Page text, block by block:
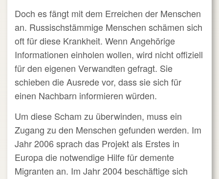
Doch es fängt mit dem Erreichen der Menschen
an. Russischstämmige Menschen schämen sich
oft für diese Krankheit. Wenn Angehörige
Informationen einholen wollen, wird nicht offiziell
für den eigenen Verwandten gefragt. Sie
schieben die Ausrede vor, dass sie sich für
einen Nachbarn informieren würden.
Um diese Scham zu überwinden, muss ein
Zugang zu den Menschen gefunden werden. Im
Jahr 2006 sprach das Projekt als Erstes in
Europa die notwendige Hilfe für demente
Migranten an. Im Jahr 2004 beschäftige sich